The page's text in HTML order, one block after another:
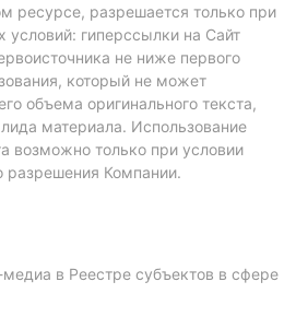
ресурсе, разрешается только при
гиперссылки на Сайт
не ниже первого
который не может
объема оригинального текста,
материала. Использование
возможно только при условии
разрешения Компании.
в Реестре субъектов в сфере